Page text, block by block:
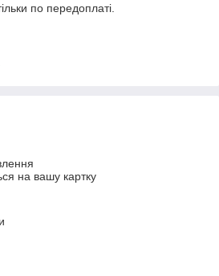
по передоплаті.
на вашу картку